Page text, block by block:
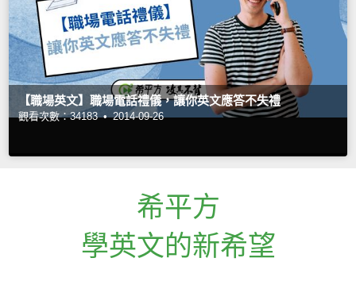
【職場英文】職場電話禮儀，讓你英文應答不失禮
觀看次數：34183 • 2014-09-26
希平方
學英文的新希望